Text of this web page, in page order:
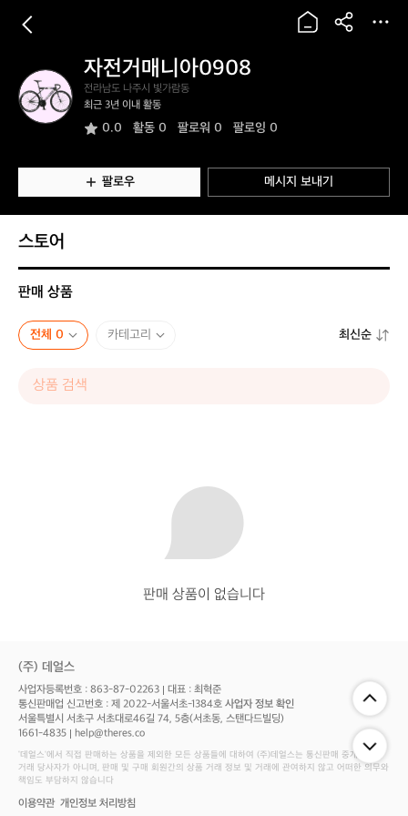
자
전
거
아
9
0
8
자전거매니아0908
전라남도 나주시 빛가람동
최근 3년 이내 활동
0.0 활동 0 팔로워 0 팔로잉 0
팔로우 메시지 보내기
스토어
판매 상품
전체 0 카테고리 최신순
판매 상품이 없습니다
(주) 데얼스
사업자등록번호 : 863-87-02263 대표 : 최혁준
통신판매업 신고번호 : 제 2022-서울서초-1384호 사업자 정보 확인
서울특별시 서초구 서초대로46길 74, 5층(서초동, 스탠다드빌딩)
1661-4835 help@theres.co
‘데얼스'에서 직접 판매하는 상품을 제외한 모든 상품들에 대하여 (주)데얼스는 통신판매 중개자로서
거래 당사자가 아니며, 판매 및 구매 회원간의 상품 거래 정보 및 거래에 관여하지 않고 어떠한 의무와
책임도 부담하지 않습니다
이용약관 개인정보 처리방침